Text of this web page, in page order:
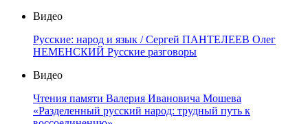
Видео
Русские: народ и язык / Сергей ПАНТЕЛЕЕВ Олег
НЕМЕНСКИЙ Русские разговоры
Видео
Чтения памяти Валерия Ивановича Мошева
«Разделенный русский народ: трудный путь к